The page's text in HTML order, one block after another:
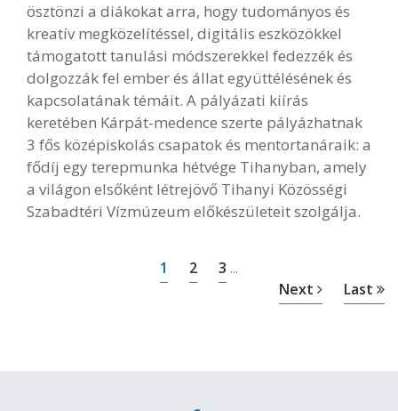
ösztönzi a diákokat arra, hogy tudományos és
kreatív megközelítéssel, digitális eszközökkel
támogatott tanulási módszerekkel fedezzék és
dolgozzák fel ember és állat együttélésének és
kapcsolatának témáit. A pályázati kiírás
keretében Kárpát-medence szerte pályázhatnak
3 fős középiskolás csapatok és mentortanáraik: a
fődíj egy terepmunka hétvége Tihanyban, amely
a világon elsőként létrejövő Tihanyi Közösségi
Szabadtéri Vízmúzeum előkészületeit szolgálja.
1 2 3 ...
Next Last